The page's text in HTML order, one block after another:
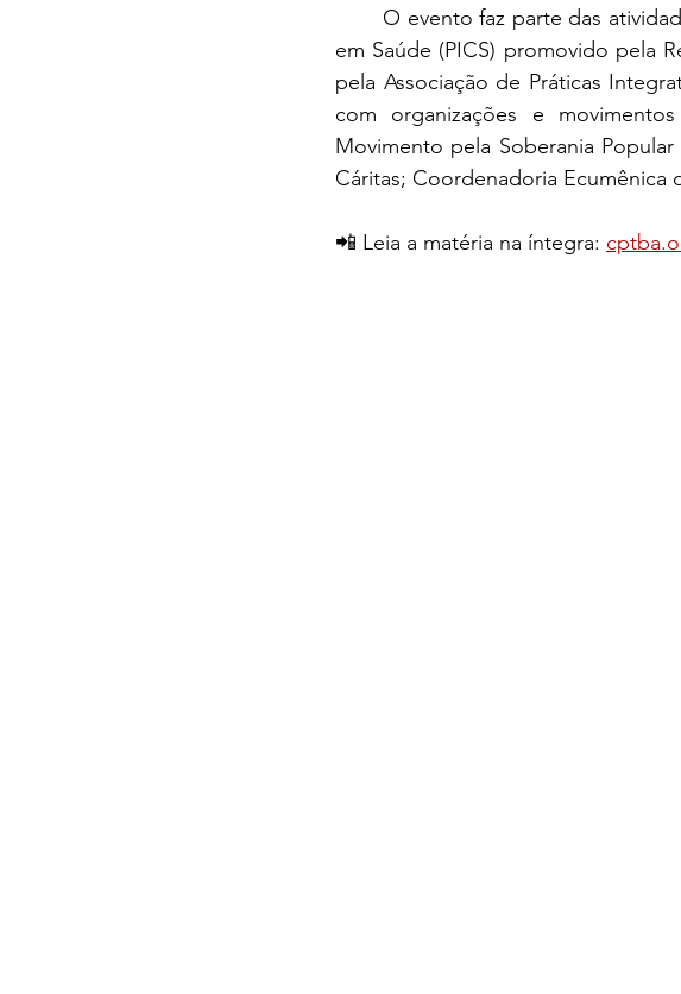
em Saúde (PICS) promovido pela
pela Associação de Práticas
com organizações e
Movimento pela Soberania
Cáritas; Coordenadoria Ecumênica
📲 Leia a matéria na íntegra: